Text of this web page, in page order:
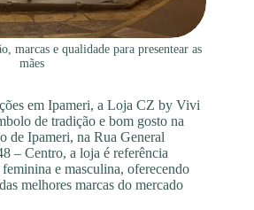
marcas e qualidade para presentear as
mães
em Ipameri, a Loja CZ by Vivi
de tradição e bom gosto na
de Ipameri, na Rua General
– Centro, a loja é referência
e masculina, oferecendo
melhores marcas do mercado